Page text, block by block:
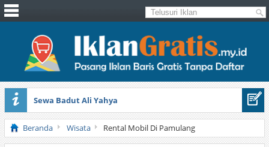
Sewa Badut Ali Yahya
Honda Brio 1.3 E AT CBU 2012 Putih
Beranda Wisata Rental Mobil Di Pamulang